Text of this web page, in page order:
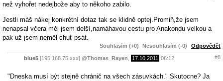
než vyhořet nedejbože aby to někoho zabilo.
Jestli máš nákej konkrétní dotaz tak se klidně optej.Promiň,že jsem
nenapsal včera měl jsem delší,namáhavou cestu pro Anakondu velkou a
pak už jsem neměl chuť psát.
Souhlasím (+0) Nesouhlasím (-0) Odpovědět
blue5 [195.168.75.xxx] @Thomas_Rayen 17.10.2011 06:12 #8
"Dneska musí být stejně chránič na všech zásuvkách." Skutocne? Ja